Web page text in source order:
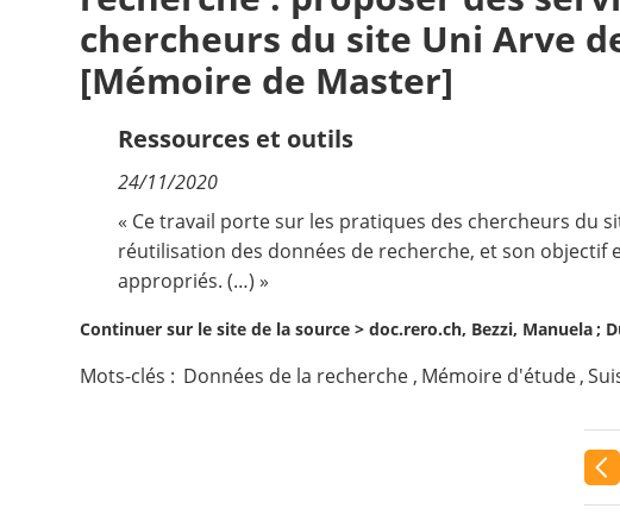
Tous les articles
Qui sommes nous ?
Nous suivre
chercheurs du site Uni Arve
[Mémoire de Master]
Ressources et outils
24/11/2020
« Ce travail porte sur les pratiques des chercheurs du
réutilisation des données de recherche, et son objectif
appropriés. (…) »
Continuer sur le site de la source >doc.rero.ch, Bezzi, Manuela ;
Mots-clés : Données de la recherche , Mémoire d'étude,